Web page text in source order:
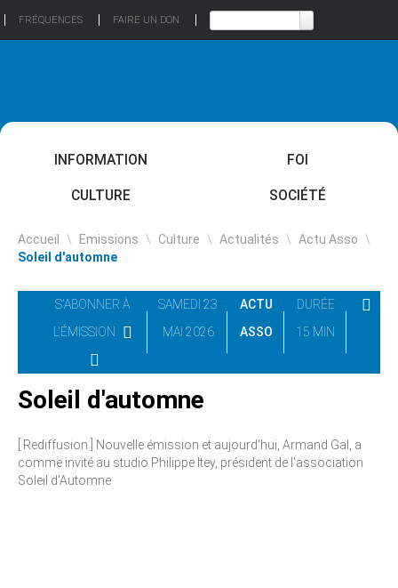
FRÉQUENCES FAIRE UN DON
INFORMATION FOI
CULTURE SOCIÉTÉ
Accueil \ Emissions \ Culture \ Actualités \ Actu Asso \
Soleil d'automne
S'ABONNER À
L'ÉMISSION
SAMEDI 23
MAI 2026
ACTU
ASSO
DURÉE
15 MIN
Soleil d'automne
[ Rediffusion ] Nouvelle émission et aujourd'hui, Armand Gal, a
comme invité au studio Philippe Itey, président de l'association
Soleil d'Automne